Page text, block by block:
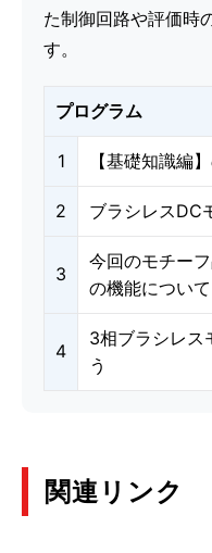
た制御回路や評価時
す。
プログラム
1 【基礎知識編
2 ブラシレスDC
3
今回のモチー
の機能について
4
3相ブラシレス
う
関連リンク